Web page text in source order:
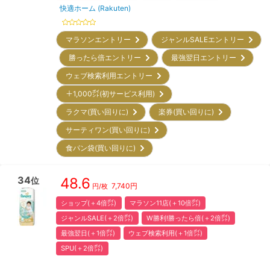
快適ホーム (Rakuten)
マラソンエントリー
ジャンルSALEエントリー
勝ったら倍エントリー
最強翌日エントリー
ウェブ検索利用エントリー
＋1,000㌽(初サービス利用)
ラクマ(買い回りに)
楽券(買い回りに)
サーティワン(買い回りに)
食パン袋(買い回りに)
34位 48.6 円/枚 7,740円
ショップ(＋4倍㌽)
マラソン11店(＋10倍㌽)
ジャンルSALE(＋2倍㌽)
W勝利!勝ったら倍(＋2倍㌽)
最強翌日(＋1倍㌽)
ウェブ検索利用(＋1倍㌽)
SPU(＋2倍㌽)